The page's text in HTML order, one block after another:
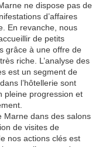
ne dispose pas de
d’affaires
En revanche, nous
de petits
grâce à une offre de
riche. L’analyse des
est un segment de
l’hôtellerie sont
pleine progression et
Marne dans des salons
de visites de
nos actions clés est